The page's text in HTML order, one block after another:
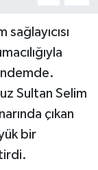
sağlayıcısı
Sultan Selim
çıkan
bir